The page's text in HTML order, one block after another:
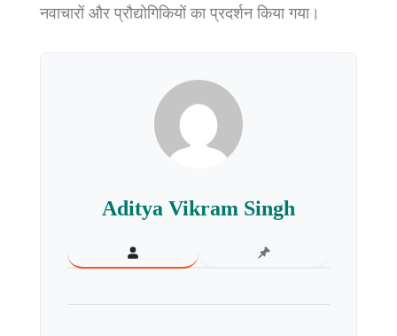
नवाचारों और प्रौद्योगिकियों का प्रदर्शन किया गया।
Aditya Vikram Singh